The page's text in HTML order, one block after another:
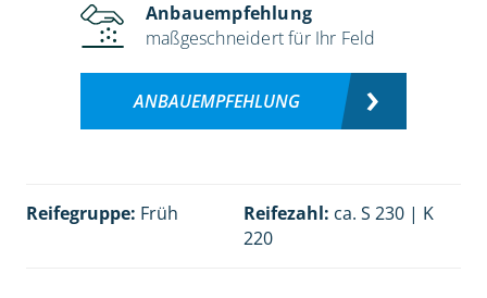
Anbauempfehlung
maßgeschneidert für Ihr Feld
ANBAUEMPFEHLUNG
Reifegruppe: Früh Reifezahl: ca. S 230 | K
220